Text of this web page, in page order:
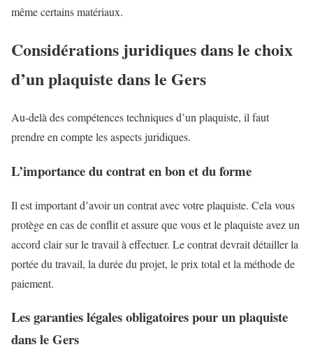
même certains matériaux.
Considérations juridiques dans le choix
d’un plaquiste dans le Gers
Au-delà des compétences techniques d’un plaquiste, il faut
prendre en compte les aspects juridiques.
L’importance du contrat en bon et du forme
Il est important d’avoir un contrat avec votre plaquiste. Cela vous
protège en cas de conflit et assure que vous et le plaquiste avez un
accord clair sur le travail à effectuer. Le contrat devrait détailler la
portée du travail, la durée du projet, le prix total et la méthode de
paiement.
Les garanties légales obligatoires pour un plaquiste
dans le Gers